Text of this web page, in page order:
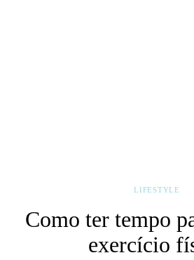
LIFESTYLE
Como ter tempo
exercício